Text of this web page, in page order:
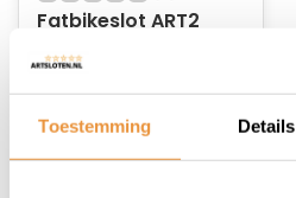
Toestemming Details
Fatbikeslot ART2
Vouwslot
Op voorraad